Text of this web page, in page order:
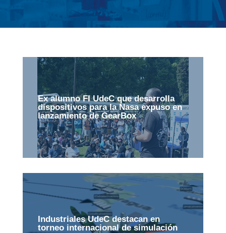
Ex alumno FI UdeC que desarrolla
dispositivos para la Nasa expuso en
lanzamiento de GearBox
Industriales UdeC destacan en
torneo internacional de simulación